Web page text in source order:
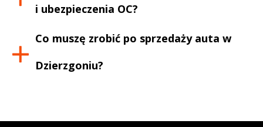
i ubezpieczenia OC?
Co muszę zrobić po sprzedaży auta w
Dzierzgoniu?